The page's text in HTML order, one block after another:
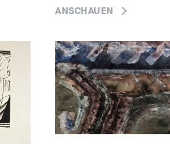
ANSCHAUEN